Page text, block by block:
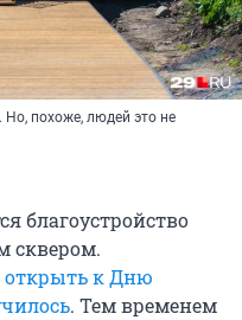
Но, похоже, людей это не
благоустройство
сквером.
открыть к Дню
. Тем временем